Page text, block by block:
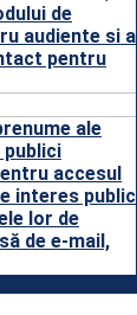
de
audiente si a
pentru
ale
accesul
interes public
lor de
de e-mail,